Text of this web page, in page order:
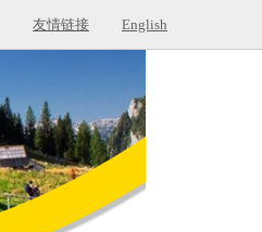
友情链接 English